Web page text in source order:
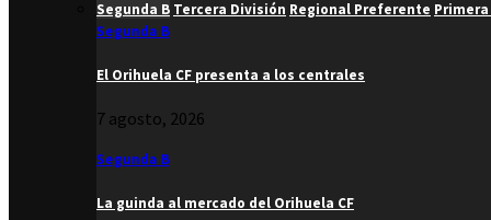
Segunda B Tercera División Regional Preferente
Segunda B
El Orihuela CF presenta a los centrales
7 agosto, 2026
Segunda B
La guinda al mercado del Orihuela CF